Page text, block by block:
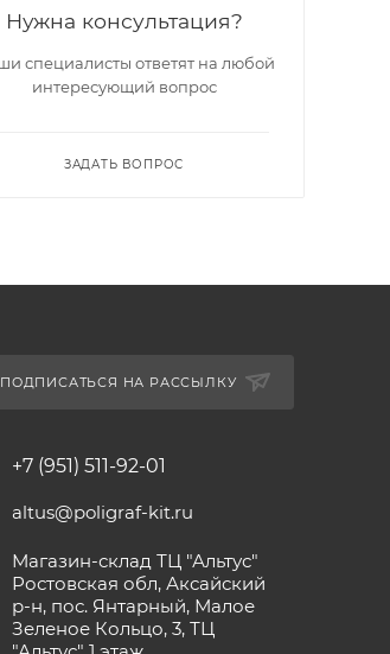
Нужна консультация?
специалисты ответят на любой
интересующий вопрос
ЗАДАТЬ ВОПРОС
ПОДПИСАТЬСЯ НА РАССЫЛКУ
+7 (951) 511-92-01
altus@poligraf-kit.ru
Магазин-склад ТЦ "Альтус"
Ростовская обл, Аксайский
р-н, пос. Янтарный, Малое
Зеленое Кольцо, 3, ТЦ